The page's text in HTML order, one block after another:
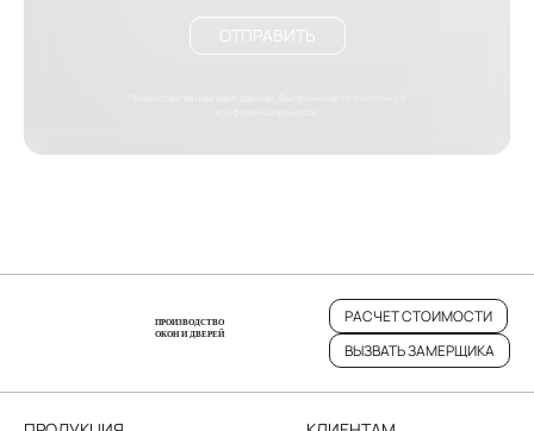
ОТПРАВИТЬ
ПРОИЗВОДСТВО
ОКОН И ДВЕРЕЙ
РАСЧЕТ СТОИМОСТИ
ВЫЗВАТЬ ЗАМЕРЩИКА